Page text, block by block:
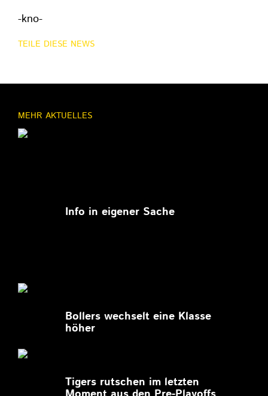
-kno-
TEILE DIESE NEWS
MEHR AKTUELLES
Info in eigener Sache
Bollers wechselt eine Klasse
höher
Tigers rutschen im letzten